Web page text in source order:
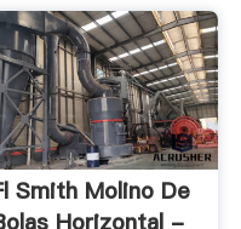
Smith Molino De
Horizontal -